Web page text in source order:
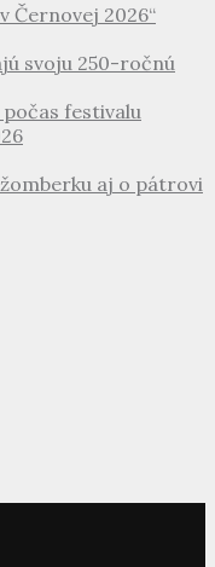
Černovej 2026“
svoju 250-ročnú
festivalu
aj o pátrovi